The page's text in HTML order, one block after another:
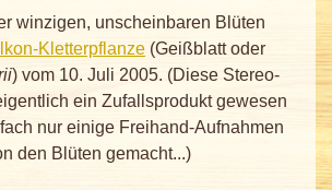
winzigen, unscheinbaren Blüten
Kletterpflanze (Geißblatt oder
) vom 10. Juli 2005. (Diese Stereo-
ein Zufallsprodukt gewesen
nur einige Freihand-Aufnahmen
den Blüten gemacht...)